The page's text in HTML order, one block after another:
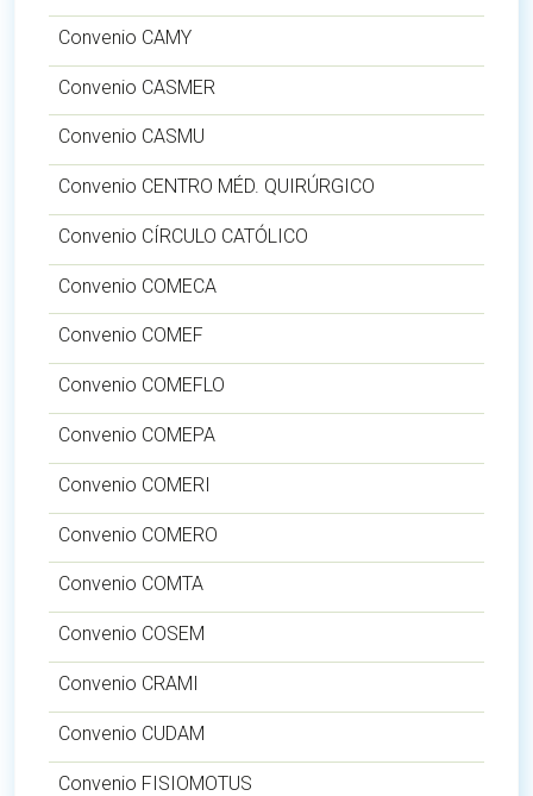
Convenio CAMY
Convenio CASMER
Convenio CASMU
Convenio CENTRO MÉD. QUIRÚRGICO
Convenio CÍRCULO CATÓLICO
Convenio COMECA
Convenio COMEF
Convenio COMEFLO
Convenio COMEPA
Convenio COMERI
Convenio COMERO
Convenio COMTA
Convenio COSEM
Convenio CRAMI
Convenio CUDAM
Convenio FISIOMOTUS